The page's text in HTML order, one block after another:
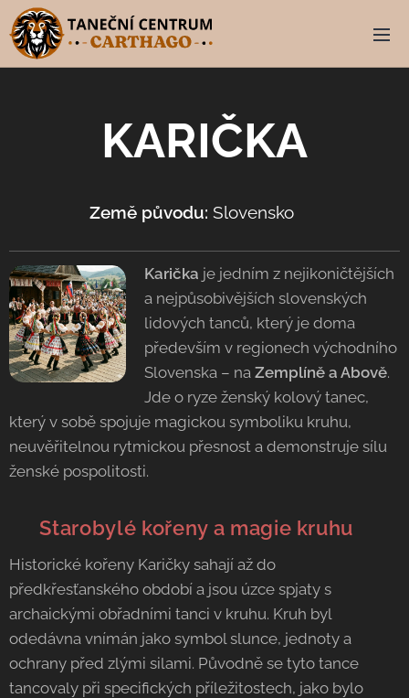
KARIČKA
Země původu: Slovensko 🇸🇰
Karička je jedním z nejikoničtějších
a nejpůsobivějších slovenských
lidových tanců, který je doma
především v regionech východního
Slovenska – na Zemplíně a Abově.
Jde o ryze ženský kolový tanec,
který v sobě spojuje magickou symboliku kruhu,
neuvěřitelnou rytmickou přesnost a demonstruje sílu
ženské pospolitosti.
🇸🇰Starobylé kořeny a magie kruhu
Historické kořeny Karičky sahají až do
předkřesťanského období a jsou úzce spjaty s
archaickými obřadními tanci v kruhu. Kruh byl
odedávna vnímán jako symbol slunce, jednoty a
ochrany před zlými silami. Původně se tyto tance
tancovaly při specifických příležitostech, jako bylo